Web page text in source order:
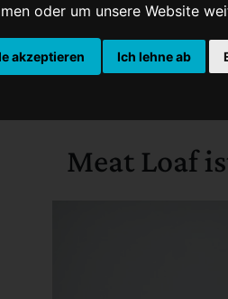
oder um unsere Website
akzeptieren Ich lehne ab
Politik Sport Wirtschaft
Meat Loaf